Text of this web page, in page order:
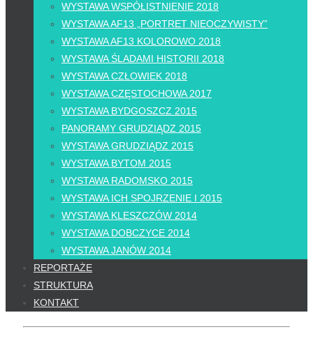
WYSTAWA WSPÓŁISTNIENIE 2018
WYSTAWA AF13 „PORTRET NIEOCZYWISTY”
WYSTAWA AF13 KOLOROWO 2018
WYSTAWA ŚLADAMI HISTORII 2018
WYSTAWA CZŁOWIEK 2018
WYSTAWA CZĘSTOCHOWA 2017
WYSTAWA BYDGOSZCZ 2015
PANORAMY GRUDZIĄDZ 2015
WYSTAWA GRUDZIĄDZ 2015
WYSTAWA BYTOM 2015
WYSTAWA RADOMSKO 2015
WYSTAWA ICH SPOJRZENIE I 2015
WYSTAWA KLESZCZÓW 2014
WYSTAWA DOBCZYCE 2014
WYSTAWA JANÓW 2014
REPORTAŻE
STRUKTURA
KONTAKT